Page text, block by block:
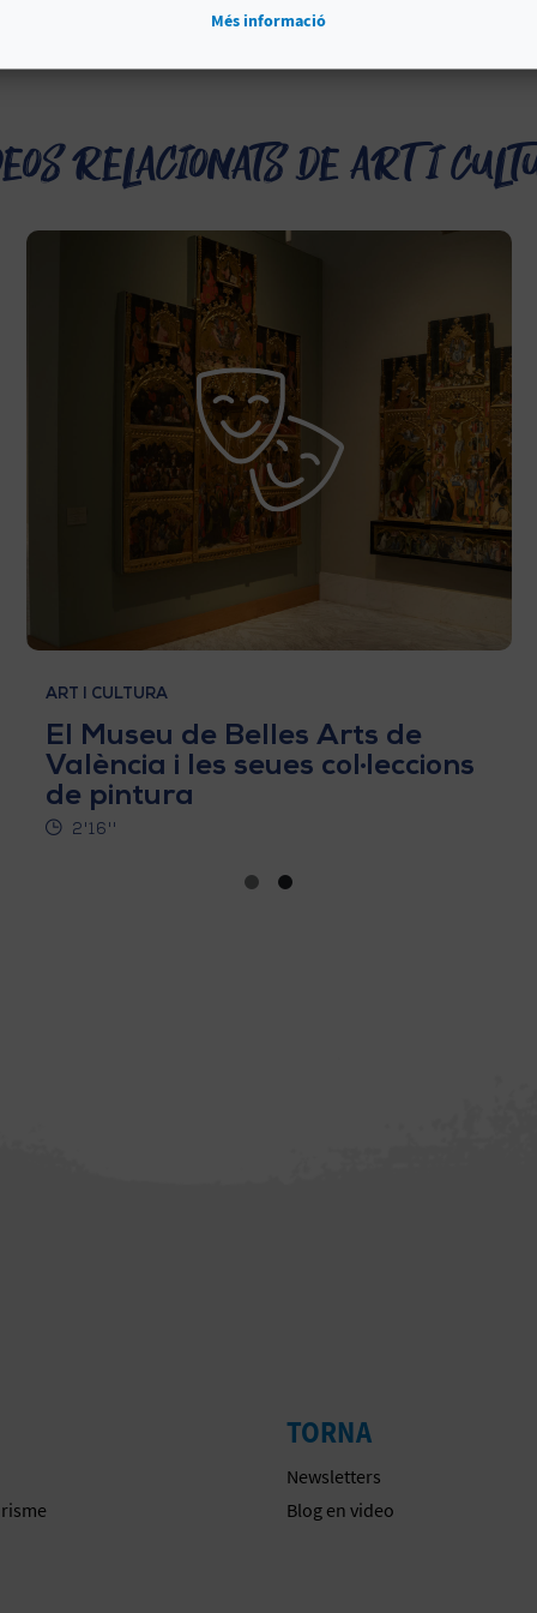
relacionats de Art i
ART I CULTURA
El Museu de Belles Arts de
València i les seues col·leccions
de pintura
2'16''
TORNA
Newsletters
Blog en video
Més informació